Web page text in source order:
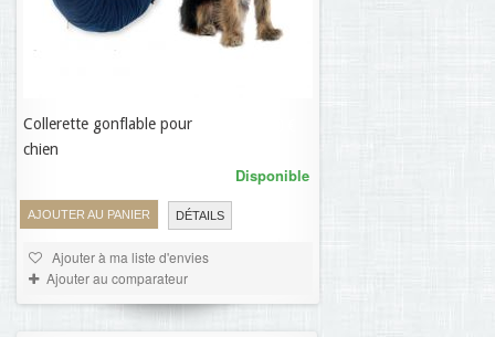
Collerette gonflable pour
chien
AJOUTER AU PANIER DÉTAILS
Disponible
Ajouter à ma liste d'envies
Ajouter au comparateur